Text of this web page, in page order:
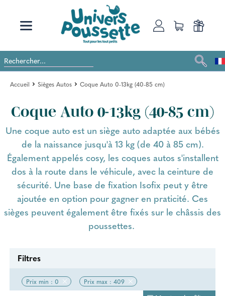
Accueil Sièges Autos Coque Auto 0-13kg (40-85 cm)
Coque Auto 0-13kg (40-85 cm)
Une coque auto est un siège auto adaptée aux bébés
de la naissance jusqu'à 13 kg (de 40 à 85 cm).
Également appelés cosy, les coques autos s'installent
dos à la route dans le véhicule, avec la ceinture de
sécurité. Une base de fixation Isofix peut y être
ajoutée en option pour gagner en praticité. Ces
sièges peuvent également être fixés sur le châssis des
poussettes.
Filtres
Prix min : 0 Prix max : 409